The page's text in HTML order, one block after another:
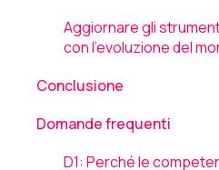
Aggiornare gli
con l'evoluzione del
Conclusione
Domande frequenti
D1: Perché le